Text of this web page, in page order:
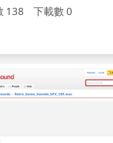
138 下載數 0